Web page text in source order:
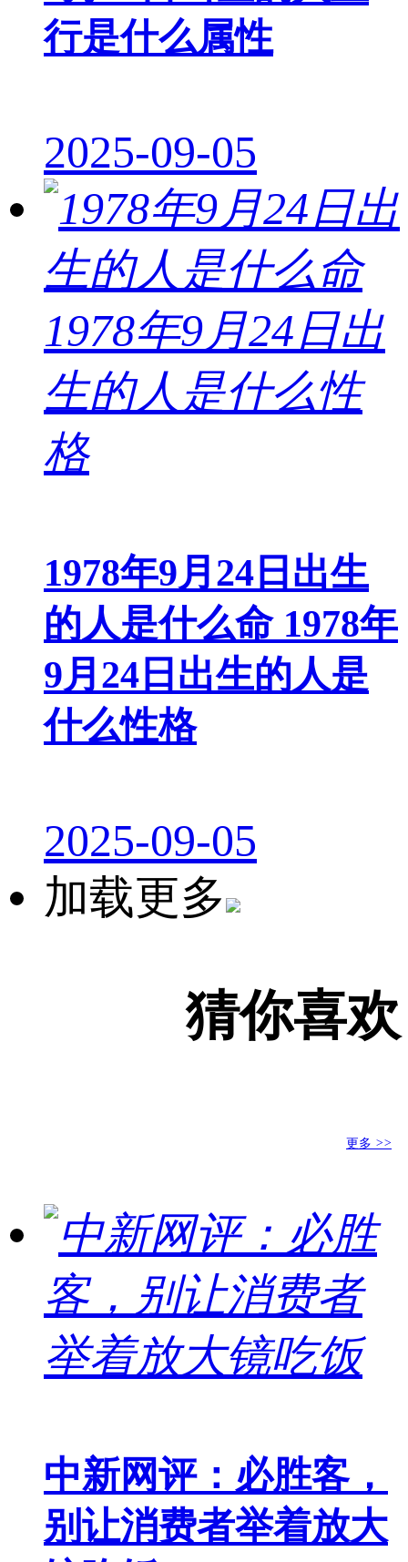
行是什么属性
2025-09-05
1978年9月24日出生
的人是什么命 1978年
9月24日出生的人是
什么性格
2025-09-05
加载更多
猜你喜欢
更多 >>
中新网评：必胜客，
别让消费者举着放大